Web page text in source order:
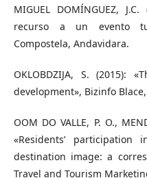
MIGUEL DOMÍNGUEZ,
recurso a un evento
Compostela, Andavidara.
OKLOBDZIJA, S. (2015):
development», Bizinfo
OOM DO VALLE, P. O.,
«Residents’
destination image: a
Travel and Tourism